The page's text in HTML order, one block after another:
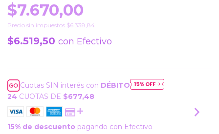
$7.670,00
Precio sin impuestos $6.338,84
$6.519,50 con Efectivo
Cuotas SIN interés con DÉBITO
24 CUOTAS DE $677,48
15% de descuento pagando con Efectivo